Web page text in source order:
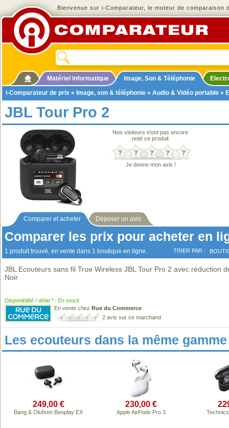
Bienvenue sur i-Comparateur, le moteur de comparaison
Matériel informatique Image, Son & Téléphonie
i-Comparateur de prix » Image, son & téléphonie » Audio & Vidéo portable »
JBL Tour Pro 2
Nos visiteurs n'ont pas encore
noté ce produit
Je donne mon avis !
Comparer et acheter Déposer un avis
Comparer les prix pour acheter en
1 produit trouvé, en vente dans 1 boutique en ligne. TRIER PAR :
JBL Ecouteurs sans fil True Wireless JBL Tour Pro 2 avec réduction
Noir
Disponibilité / délai * : En stock
En vente chez Rue du Commerce
2 avis sur ce marchand
Les ecouteurs dans la même
249,00 €
Bang & Olufsen Beoplay EX
230,00 €
Apple AirPods Pro 3